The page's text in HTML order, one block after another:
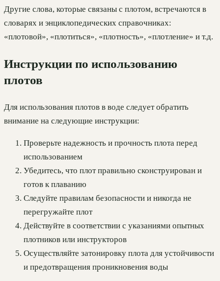
Другие слова, которые связаны с плотом, встречаются в
словарях и энциклопедических справочниках:
«плотовой», «плотиться», «плотность», «плотление» и т.д.
Инструкции по использованию
плотов
Для использования плотов в воде следует обратить
внимание на следующие инструкции:
Проверьте надежность и прочность плота перед
использованием
Убедитесь, что плот правильно сконструирован и
готов к плаванию
Следуйте правилам безопасности и никогда не
перегружайте плот
Действуйте в соответствии с указаниями опытных
плотников или инструкторов
Осуществляйте затонировку плота для устойчивости
и предотвращения проникновения воды